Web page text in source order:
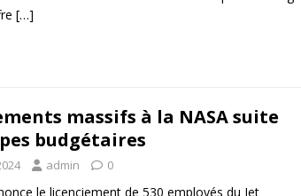
[…]
massifs à la NASA suite
budgétaires
admin 0
le licenciement de 530 employés du Jet